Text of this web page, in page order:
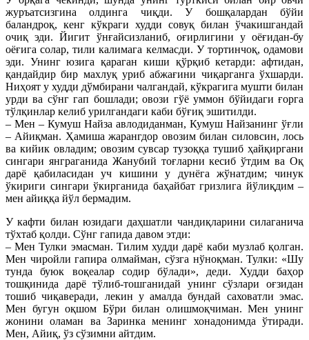
журъатсизгина олдинга чиқди. У бошқалардан бўйи
баландроқ, кенг кўкраги худди совуқ билан ўчакишгандай
очиқ эди. Йигит ўнғайсизланиб, оғирлигини у оёғидан-бу
оёғига солар, тили калимага келмасди. У тортинчоқ, одамови
эди. Унинг юзига қараган киши қўрқиб кетарди: афтидан,
қандайдир бир махлуқ уриб абжағини чиқарганга ўхшарди.
Ниҳоят у худди дўмбирани чалгандай, кўкрагига мушти билан
урди ва сўнг гап бошлади; овози гўё уммон бўйидаги ғорга
тўлқинлар келиб урилгандаги каби бўғиқ эшитилди.
– Мен – Кумуш Найза авлодиданман, Кумуш Найзанинг ўғли
– Айиқман. Ҳамиша жарангдор овозим билан силовсин, лось
ва кийик овладим; овозим сувсар тузоққа тушиб ҳайқиргани
сингари янграганида Жанубий тоғларни кесиб ўтдим ва Оқ
дарё қабиласидан уч кишини у дунёга жўнатдим; чинук
ўкириги сингари ўкирганида баҳайбат гризлига йўлиқдим –
мен айиққа йўл бермадим.
У кафти билан юзидаги даҳшатли чандиқларини силаганича
тўхтаб қолди. Сўнг гапида давом этди:
– Мен Тулки эмасман. Тилим худди дарё каби музлаб қолган.
Мен чиройли гапира олмайман, сўзга нўноқман. Тулки: «Шу
тунда буюк воқеалар содир бўлади», деди. Худди баҳор
тошқинида дарё тўлиб-тошганидай унинг сўзлари оғзидан
тошиб чиқаверади, лекин у амалда бундай саховатли эмас.
Мен бугун оқшом Бўри билан олишмоқчиман. Мен унинг
жонини оламан ва Заринка менинг хонадонимда ўтиради.
Мен, Айиқ, ўз сўзимни айтдим.